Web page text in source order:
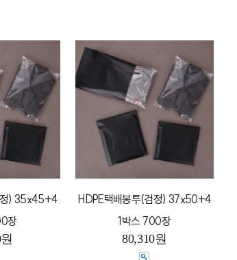
정) 35x45+4
장
HDPE택배봉투(검정) 37x50+4
1박스 700장
80,310원